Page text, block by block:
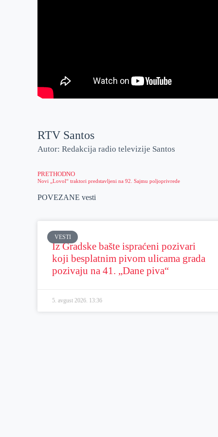
RTV Santos
Autor: Redakcija radio televizije Santos
PRETHODNO
Novi „Lovol“ traktori predstavljeni na 92. Sajmu poljoprivrede
POVEZANE vesti
VESTI
Iz Gradske bašte ispraćeni pozivari
koji besplatnim pivom ulicama grada
pozivaju na 41. „Dane piva“
5. avgust 2026. 13:36